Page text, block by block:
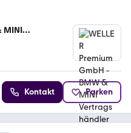
MINI
Kontakt Parken